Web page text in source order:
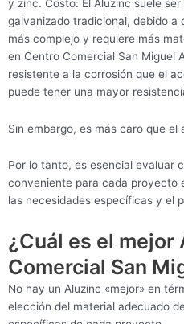
y zinc. Costo: El Aluzinc suele
galvanizado tradicional, debido a
más complejo y requiere más
en Centro Comercial San Miguel
resistente a la corrosión que el
puede tener una mayor
Sin embargo, es más caro que el
Por lo tanto, es esencial evaluar
conveniente para cada proyecto
las necesidades específicas y el
¿Cuál es el mejor
Comercial San
No hay un Aluzinc «mejor» en
elección del material adecuado